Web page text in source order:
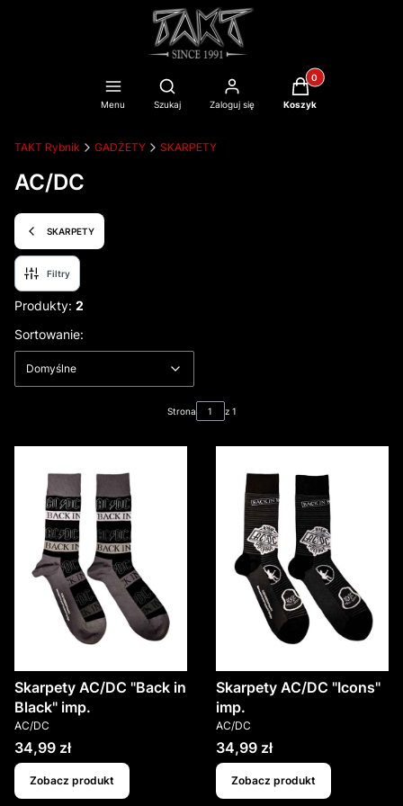
Menu
Otwórz wyszukiwarkę
Szukaj Zaloguj się
Produkty w
Koszyk
TAKT Rybnik GADŻETY SKARPETY
AC/DC
SKARPETY
Filtry
Produkty: 2
Lista produktów
Sortowanie:
Domyślne
Strona z 1
Skarpety AC/DC "Back in
Black" imp.
PRODUCENT
AC/DC
Cena
34,99 zł
Zobacz produkt
Skarpety AC/DC "Icons"
imp.
PRODUCENT
AC/DC
Cena
34,99 zł
Zobacz produkt